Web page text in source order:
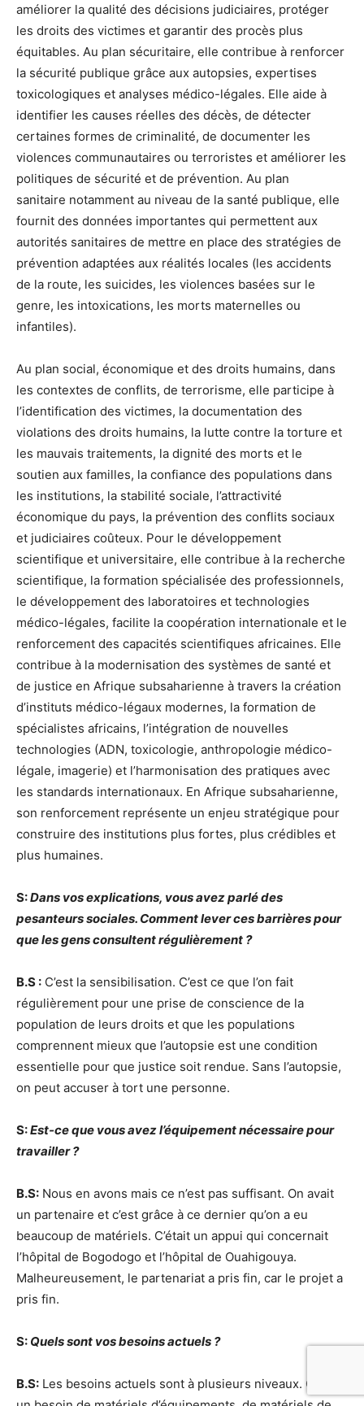
améliorer la qualité des décisions judiciaires, protéger
les droits des victimes et garantir des procès plus
équitables. Au plan sécuritaire, elle contribue à renforcer
la sécurité publique grâce aux autopsies, expertises
toxicologiques et analyses médico-légales. Elle aide à
identifier les causes réelles des décès, de détecter
certaines formes de criminalité, de documenter les
violences communautaires ou terroristes et améliorer les
politiques de sécurité et de prévention. Au plan
sanitaire notamment au niveau de la santé publique, elle
fournit des données importantes qui permettent aux
autorités sanitaires de mettre en place des stratégies de
prévention adaptées aux réalités locales (les accidents
de la route, les suicides, les violences basées sur le
genre, les intoxications, les morts maternelles ou
infantiles).
Au plan social, économique et des droits humains, dans
les contextes de conflits, de terrorisme, elle participe à
l’identification des victimes, la documentation des
violations des droits humains, la lutte contre la torture et
les mauvais traitements, la dignité des morts et le
soutien aux familles, la confiance des populations dans
les institutions, la stabilité sociale, l’attractivité
économique du pays, la prévention des conflits sociaux
et judiciaires coûteux. Pour le développement
scientifique et universitaire, elle contribue à la recherche
scientifique, la formation spécialisée des professionnels,
le développement des laboratoires et technologies
médico-légales, facilite la coopération internationale et le
renforcement des capacités scientifiques africaines. Elle
contribue à la modernisation des systèmes de santé et
de justice en Afrique subsaharienne à travers la création
d’instituts médico-légaux modernes, la formation de
spécialistes africains, l’intégration de nouvelles
technologies (ADN, toxicologie, anthropologie médico-
légale, imagerie) et l’harmonisation des pratiques avec
les standards internationaux. En Afrique subsaharienne,
son renforcement représente un enjeu stratégique pour
construire des institutions plus fortes, plus crédibles et
plus humaines.
S:Dans vos explications, vous avez parlé des
pesanteurs sociales. Comment lever ces barrières pour
que les gens consultent régulièrement ?
B.S : C’est la sensibilisation. C’est ce que l’on fait
régulièrement pour une prise de conscience de la
population de leurs droits et que les populations
comprennent mieux que l’autopsie est une condition
essentielle pour que justice soit rendue. Sans l’autopsie,
on peut accuser à tort une personne.
S:Est-ce que vous avez l’équipement nécessaire pour
travailler ?
B.S: Nous en avons mais ce n’est pas suffisant. On avait
un partenaire et c’est grâce à ce dernier qu’on a eu
beaucoup de matériels. C’était un appui qui concernait
l’hôpital de Bogodogo et l’hôpital de Ouahigouya.
Malheureusement, le partenariat a pris fin, car le projet a
pris fin.
S: Quels sont vos besoins actuels ?
B.S: Les besoins actuels sont à plusieurs niveaux. C’est